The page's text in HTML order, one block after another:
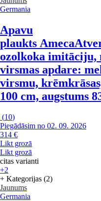
Germania
Apavu
plaukts Ameca
ozolkoka imitāciju,
virsmas apdare:
virsmu,
100 cm, augstums
(10)
Piegādāsim no 02. 09. 2026
314 €
Likt grozā
Likt grozā
citas varianti
+2
+ Kategorijas (2)
Jaunums
Germania